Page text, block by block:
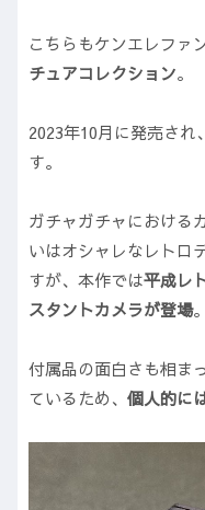
こちらもケンエレファ
チュアコレクション。
2023年10月に発売され
す。
ガチャガチャにおける
いはオシャレなレトロ
すが、本作では平成レ
スタントカメラが登場。
付属品の面白さも相ま
ているため、 個人的に